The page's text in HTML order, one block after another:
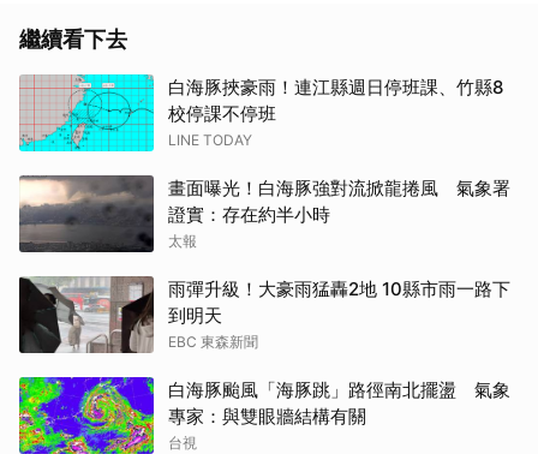
繼續看下去
白海豚挾豪雨！連江縣週日停班課、竹縣8
校停課不停班
LINE TODAY
畫面曝光！白海豚強對流掀龍捲風 氣象署
證實：存在約半小時
太報
雨彈升級！大豪雨猛轟2地 10縣市雨一路下
到明天
EBC 東森新聞
白海豚颱風「海豚跳」路徑南北擺盪 氣象
專家：與雙眼牆結構有關
台視